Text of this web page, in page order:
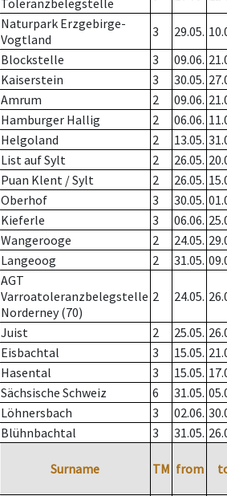
Toleranzbelegstelle
Naturpark Erzgebirge-
Vogtland
3 29.05.
Blockstelle 3 09.06.
Kaiserstein 3 30.05.
Amrum 2 09.06.
Hamburger Hallig 2 06.06.
Helgoland 2 13.05.
List auf Sylt 2 26.05.
Puan Klent / Sylt 2 26.05.
Oberhof 3 30.05.
Kieferle 3 06.06.
Wangerooge 2 24.05.
Langeoog 2 31.05.
AGT
Varroatoleranzbelegstelle
Norderney (70)
2 24.05.
Juist 2 25.05.
Eisbachtal 3 15.05.
Hasental 3 15.05.
Sächsische Schweiz 6 31.05.
Löhnersbach 3 02.06.
Blühnbachtal 3 31.05.
Surname TM from